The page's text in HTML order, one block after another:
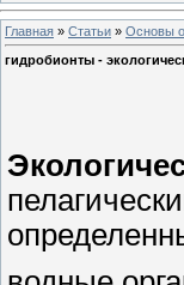
Главная » Статьи » Основы
гидробионты -